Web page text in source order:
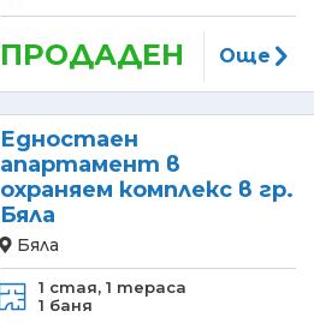
ПРОДАДЕН Още
Едностаен
апартамент в
охраняем комплекс в гр.
Бяла
Бяла
1 стая, 1 тераса
1 баня